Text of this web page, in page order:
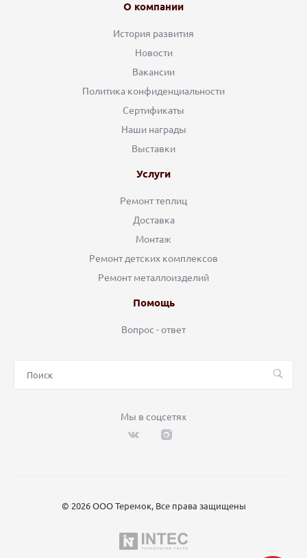
О компании
История развития
Новости
Вакансии
Политика конфиденциальности
Сертификаты
Наши награды
Выставки
Услуги
Ремонт теплиц
Доставка
Монтаж
Ремонт детских комплексов
Ремонт металлоизделий
Помощь
Вопрос - ответ
Мы в соцсетях
© 2026 ООО Теремок, Все права защищены